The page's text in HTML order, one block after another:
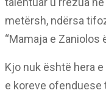
metërsh, ndërsa
“Mamaja e Zaniolos
Kjo nuk është hera
e koreve